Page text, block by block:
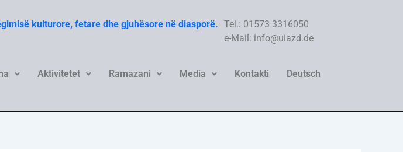
kulturore, fetare dhe gjuhësore në diasporë. Tel.: 01573 3316050
e-Mail: info@uiazd.de
Aktivitetet Ramazani Media Kontakti Deutsch